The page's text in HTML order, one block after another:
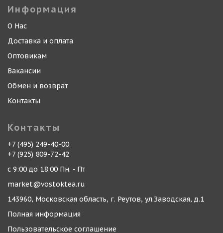
Информация
О Нас
Доставка и оплата
Оптовикам
Вакансии
Обмен и возврат
Контакты
Контакты
+7 (495) 249-40-00
+7 (925) 809-72-42
с 9:00 до 18:00 Пн. - Пт
market@vostoktea.ru
143960, Московская область, г. Реутов, ул.Заводская, д.1
Полная информация
Пользовательское соглашение